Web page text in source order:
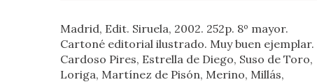
Madrid, Edit. Siruela, 2002. 252p. 8º mayor.
Cartoné editorial ilustrado. Muy buen ejemplar.
Cardoso Pires, Estrella de Diego, Suso de Toro,
Loriga, Martínez de Pisón, Merino, Millás,